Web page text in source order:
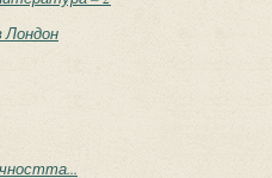
Лондон